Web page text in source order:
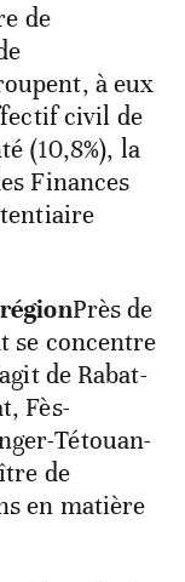
de
à eux
civil de
(10,8%), la
Finances
Près de
se concentre
de Rabat-
Fès-
Tétouan-
de
en matière